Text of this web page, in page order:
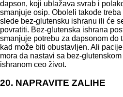
dapson, koji ublažava svrab i
smanjuje osip. Oboleli takođe treba
slede bez-glutensku ishranu ili će
povratiti. Bez-glutenska ishrana
smanjuje potrebu za dapsonom do
kad može biti obustavljen. Ali
mora da nastavi sa bez-glutenskom
ishranom ceo život.
20. NAPRAVITE ZALIHE